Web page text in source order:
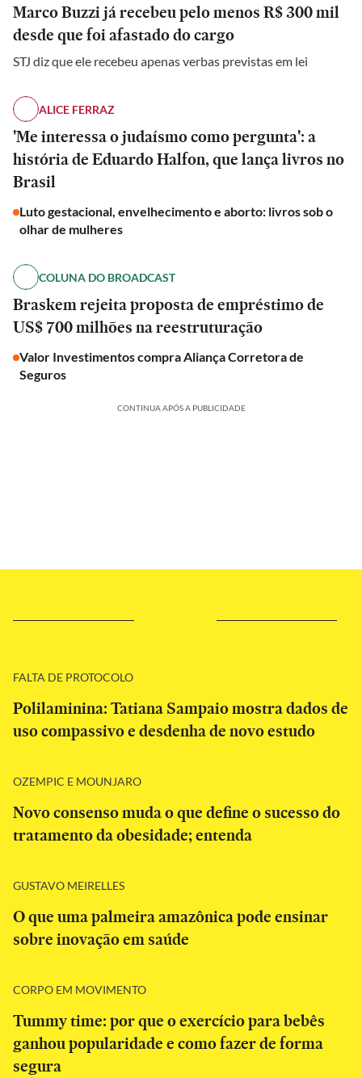
Marco Buzzi já recebeu pelo menos R$ 300 mil
desde que foi afastado do cargo
STJ diz que ele recebeu apenas verbas previstas em lei
ALICE FERRAZ
'Me interessa o judaísmo como pergunta': a
história de Eduardo Halfon, que lança livros no
Brasil
Luto gestacional, envelhecimento e aborto: livros sob o
olhar de mulheres
COLUNA DO BROADCAST
Braskem rejeita proposta de empréstimo de
US$ 700 milhões na reestruturação
Valor Investimentos compra Aliança Corretora de
Seguros
CONTINUA APÓS A PUBLICIDADE
FALTA DE PROTOCOLO
Polilaminina: Tatiana Sampaio mostra dados de
uso compassivo e desdenha de novo estudo
OZEMPIC E MOUNJARO
Novo consenso muda o que define o sucesso do
tratamento da obesidade; entenda
GUSTAVO MEIRELLES
O que uma palmeira amazônica pode ensinar
sobre inovação em saúde
CORPO EM MOVIMENTO
Tummy time: por que o exercício para bebês
ganhou popularidade e como fazer de forma
segura